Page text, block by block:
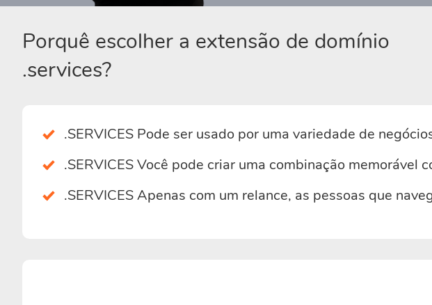
Porquê escolher a extensão de domínio
.services?
.SERVICES Pode ser usado por uma variedade de
.SERVICES Você pode criar uma combinação memorável
.SERVICES Apenas com um relance, as pessoas que